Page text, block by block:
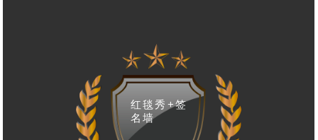
红毯秀+签
名墙